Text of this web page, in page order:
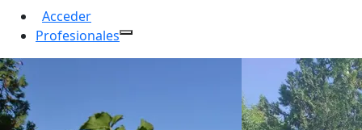
Acceder
Profesionales